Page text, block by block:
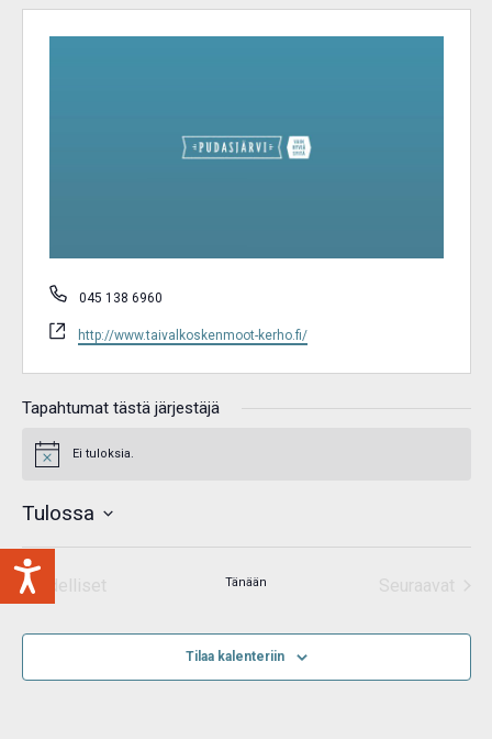
045 138 6960
WWW-
sivusto
http://www.taivalkoskenmoot-kerho.fi/
Tapahtumat tästä järjestäjä
Notice Ei tuloksia.
Tulossa
Valitse
päivä.Edelliset
Tänään
Seuraavat
Tilaa kalenteriin